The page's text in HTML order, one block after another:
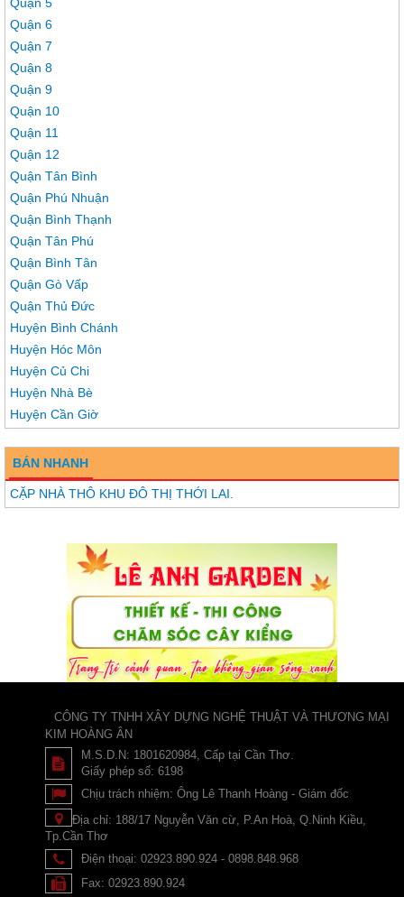
Quận 6
Quận 7
Quận 8
Quận 9
Quận 10
Quận 11
Quận 12
Quận Tân Bình
Quận Phú Nhuận
Quận Bình Thạnh
Quận Tân Phú
Quận Bình Tân
Quận Gò Vấp
Quận Thủ Đức
Huyện Bình Chánh
Huyện Hóc Môn
Huyện Củ Chi
Huyện Nhà Bè
Huyện Cần Giờ
BÁN NHANH
CẶP NHÀ THÔ KHU ĐÔ THỊ THỚI LAI.
CÔNG TY TNHH XÂY DỰNG NGHỆ THUẬT VÀ THƯƠNG MẠI
KIM HOÀNG ÂN
M.S.D.N: 1801620984, Cấp tại Cần Thơ.
Giấy phép số: 6198
Chịu trách nhiệm: Ông Lê Thanh Hoàng - Giám đốc
Địa chỉ: 188/17 Nguyễn Văn cừ, P.An Hoà, Q.Ninh Kiều,
Tp.Cần Thơ
Điện thoại: 02923.890.924 - 0898.848.968
Fax: 02923.890.924